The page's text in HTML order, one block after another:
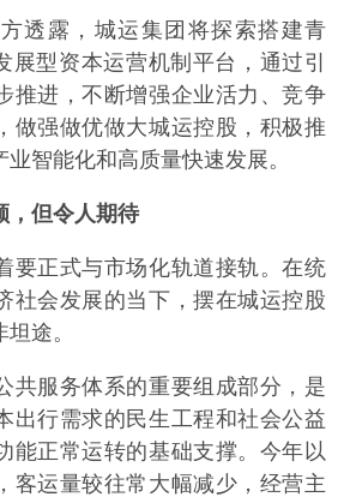
透露，城运集团将探索搭建青
展型资本运营机制平台，通过引
推进，不断增强企业活力、竞争
做强做优做大城运控股，积极推
智能化和高质量快速发展。
，但令人期待
要正式与市场化轨道接轨。在统
社会发展的当下，摆在城运控股
途。
共服务体系的重要组成部分，是
出行需求的民生工程和社会公益
能正常运转的基础支撑。今年以
客运量较往常大幅减少，经营主